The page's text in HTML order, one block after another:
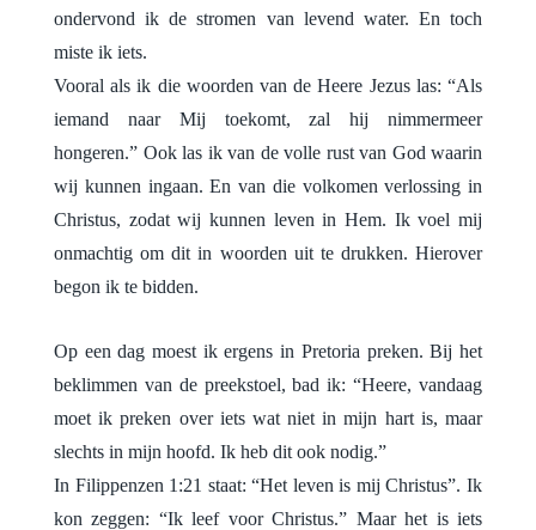
ondervond ik de stromen van levend water. En toch
miste ik iets.
Vooral als ik die woorden van de Heere Jezus las: “Als
iemand naar Mij toekomt, zal hij nimmermeer
hongeren.” Ook las ik van de volle rust van God waarin
wij kunnen ingaan. En van die volkomen verlossing in
Christus, zodat wij kunnen leven in Hem. Ik voel mij
onmachtig om dit in woorden uit te drukken. Hierover
begon ik te bidden.
Op een dag moest ik ergens in Pretoria preken. Bij het
beklimmen van de preekstoel, bad ik: “Heere, vandaag
moet ik preken over iets wat niet in mijn hart is, maar
slechts in mijn hoofd. Ik heb dit ook nodig.”
In Filippenzen 1:21 staat: “Het leven is mij Christus”. Ik
kon zeggen: “Ik leef voor Christus.” Maar het is iets